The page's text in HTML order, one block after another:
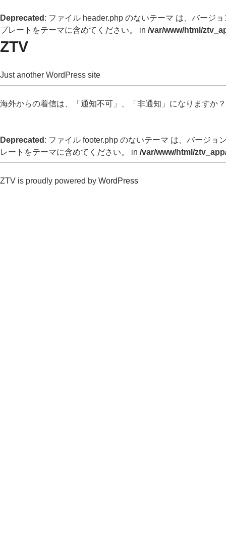
Deprecated : ファイル header.php のないテーマ は、バージ
プレートをテーマに含めてください。 in /var/www/html/
ZTV
Just another WordPress site
海外からの着信は、「通知不可」、「非通知」になりますか？
Deprecated : ファイル footer.php のないテーマ は、バージョ
レートをテーマに含めてください。 in /var/www/html/
ZTV is proudly powered by WordPress